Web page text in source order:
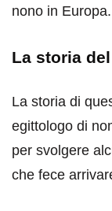
nono in Europa.
La storia
La storia di
egittologo di
per svolgere
che fece